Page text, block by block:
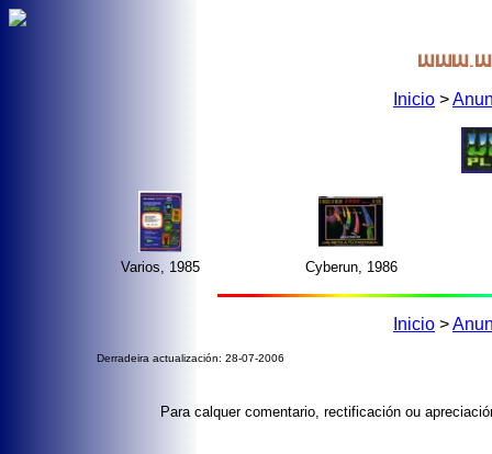
Inicio >
Varios, 1985 Cyberun, 1986
Inicio >
Derradeira actualización: 28-07-2006
Para calquer comentario, rectificación ou